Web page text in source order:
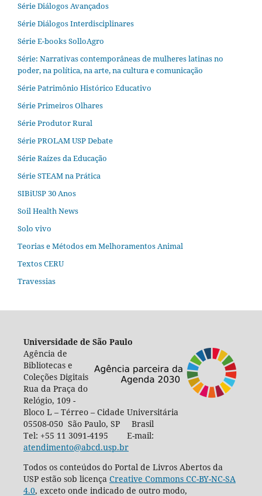
Série Diálogos Avançados
Série Diálogos Interdisciplinares
Série E-books SolloAgro
Série: Narrativas contemporâneas de mulheres latinas no
poder, na política, na arte, na cultura e comunicação
Série Patrimônio Histórico Educativo
Série Primeiros Olhares
Série Produtor Rural
Série PROLAM USP Debate
Série Raízes da Educação
Série STEAM na Prática
SIBiUSP 30 Anos
Soil Health News
Solo vivo
Teorias e Métodos em Melhoramentos Animal
Textos CERU
Travessias
Universidade de São Paulo
Agência de
Bibliotecas e
Coleções Digitais
Rua da Praça do
Relógio, 109 -
Bloco L – Térreo – Cidade Universitária
05508-050 São Paulo, SP Brasil
Tel: +55 11 3091-4195 E-mail:
atendimento@abcd.usp.br
Todos os conteúdos do Portal de Livros Abertos da
USP estão sob licença Creative Commons CC-BY-NC-SA
4.0, exceto onde indicado de outro modo,